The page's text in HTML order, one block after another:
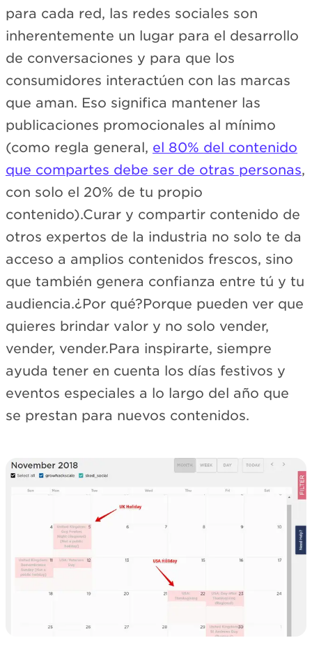
para cada red, las redes sociales son
inherentemente un lugar para el desarrollo
de conversaciones y para que los
consumidores interactúen con las marcas
que aman. Eso significa mantener las
publicaciones promocionales al mínimo
(como regla general, el 80% del contenido
que compartes debe ser de otras personas,
con solo el 20% de tu propio
contenido).Curar y compartir contenido de
otros expertos de la industria no solo te da
acceso a amplios contenidos frescos, sino
que también genera confianza entre tú y tu
audiencia.¿Por qué?Porque pueden ver que
quieres brindar valor y no solo vender,
vender, vender.Para inspirarte, siempre
ayuda tener en cuenta los días festivos y
eventos especiales a lo largo del año que
se prestan para nuevos contenidos.